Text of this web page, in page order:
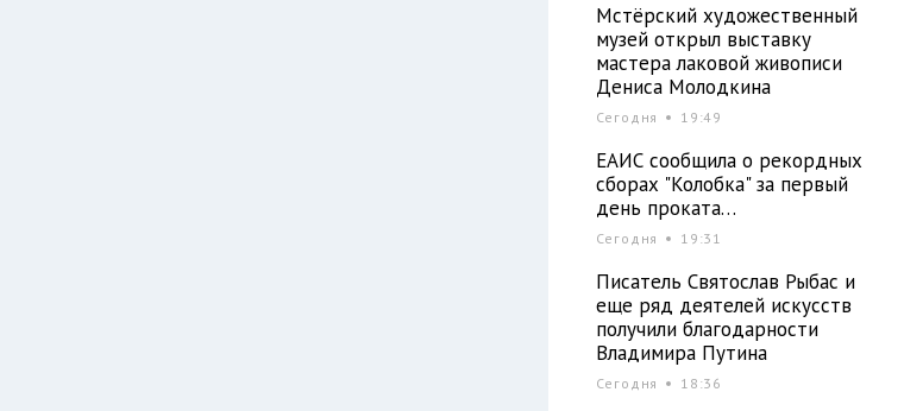
Мстёрский художественный
музей открыл выставку
мастера лаковой живописи
Дениса Молодкина
Сегодня 19:49
ЕАИС сообщила о рекордных
сборах "Колобка" за первый
день проката…
Сегодня 19:31
Писатель Святослав Рыбас и
еще ряд деятелей искусств
получили благодарности
Владимира Путина
Сегодня 18:36